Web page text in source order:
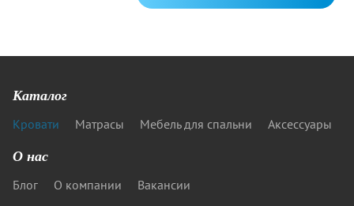
Каталог
Кровати Матрасы Мебель для спальни Аксессуары
О нас
Блог О компании Вакансии